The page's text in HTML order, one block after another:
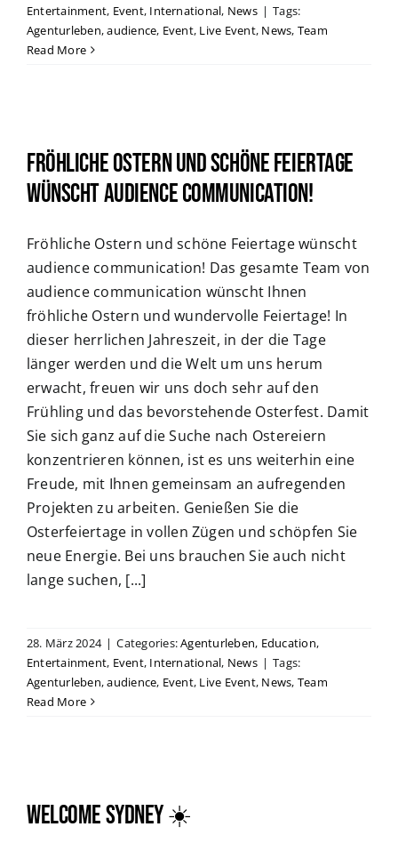
Entertainment, Event, International, News | Tags:
Agenturleben,audience, Event, Live Event, News, Team
Read More
Fröhliche Ostern und schöne Feiertage
wünscht audience communication!
Fröhliche Ostern und schöne Feiertage wünscht
audience communication! Das gesamte Team von
audience communication wünscht Ihnen
fröhliche Ostern und wundervolle Feiertage! In
dieser herrlichen Jahreszeit, in der die Tage
länger werden und die Welt um uns herum
erwacht, freuen wir uns doch sehr auf den
Frühling und das bevorstehende Osterfest. Damit
Sie sich ganz auf die Suche nach Ostereiern
konzentrieren können, ist es uns weiterhin eine
Freude, mit Ihnen gemeinsam an aufregenden
Projekten zu arbeiten. Genießen Sie die
Osterfeiertage in vollen Zügen und schöpfen Sie
neue Energie. Bei uns brauchen Sie auch nicht
lange suchen, [...]
28. März 2024 | Categories:Agenturleben, Education,
Entertainment, Event, International, News | Tags:
Agenturleben,audience, Event, Live Event, News, Team
Read More
WELCOME Sydney ☀️